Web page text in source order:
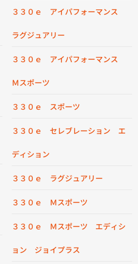
３３０ｅ アイパフォーマンス
ラグジュアリー
３３０ｅ アイパフォーマンス
Ｍスポーツ
３３０ｅ スポーツ
３３０ｅ セレブレーション エ
ディション
３３０ｅ ラグジュアリー
３３０ｅ Ｍスポーツ
３３０ｅ Ｍスポーツ エディシ
ョン ジョイプラス